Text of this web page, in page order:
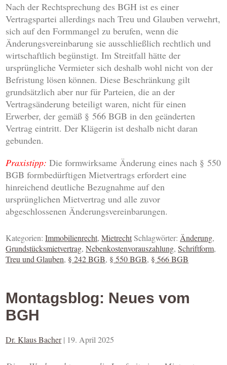
Nach der Rechtsprechung des BGH ist es einer
Vertragspartei allerdings nach Treu und Glauben verwehrt,
sich auf den Formmangel zu berufen, wenn die
Änderungsvereinbarung sie ausschließlich rechtlich und
wirtschaftlich begünstigt. Im Streitfall hätte der
ursprüngliche Vermieter sich deshalb wohl nicht von der
Befristung lösen können. Diese Beschränkung gilt
grundsätzlich aber nur für Parteien, die an der
Vertragsänderung beteiligt waren, nicht für einen
Erwerber, der gemäß § 566 BGB in den geänderten
Vertrag eintritt. Der Klägerin ist deshalb nicht daran
gebunden.
Praxistipp: Die formwirksame Änderung eines nach § 550
BGB formbedürftigen Mietvertrags erfordert eine
hinreichend deutliche Bezugnahme auf den
ursprünglichen Mietvertrag und alle zuvor
abgeschlossenen Änderungsvereinbarungen.
Kategorien:Immobilienrecht,MietrechtSchlagwörter:Änderung,
Grundstücksmietvertrag,Nebenkostenvorauszahlung,Schriftform,
Treu und Glauben, § 242 BGB, § 550 BGB, § 566 BGB
Montagsblog: Neues vom
BGH
Dr. Klaus Bacher | 19. April 2025